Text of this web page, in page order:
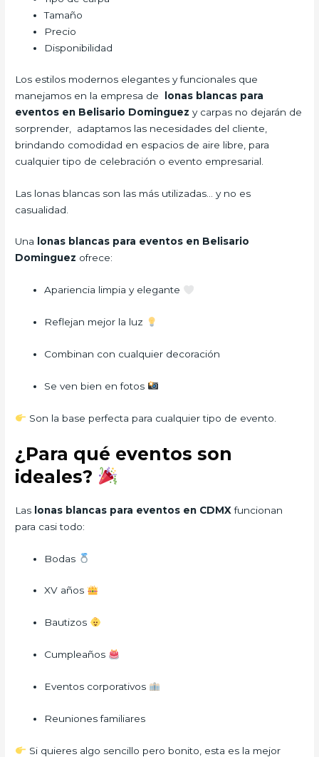
Tamaño
Precio
Disponibilidad
Los estilos modernos elegantes y funcionales que
manejamos en la empresa de
lonas blancas para
eventos en Belisario Dominguezy carpas no dejarán de
sorprender, adaptamos las necesidades del cliente,
brindando comodidad en espacios de aire libre, para
cualquier tipo de celebración o evento empresarial.
Las lonas blancas son las más utilizadas… y no es
casualidad.
Una
lonas blancas para eventos en Belisario
Dominguez ofrece:
Apariencia limpia y elegante
Reflejan mejor la luz
Combinan con cualquier decoración
Se ven bien en fotos
Son la base perfecta para cualquier tipo de evento.
¿Para qué eventos son
ideales?
Las lonas blancas para eventos en CDMXfuncionan
para casi todo:
Bodas
XV años
Bautizos
Cumpleaños
Eventos corporativos
Reuniones familiares
Si quieres algo sencillo pero bonito, esta es la mejor